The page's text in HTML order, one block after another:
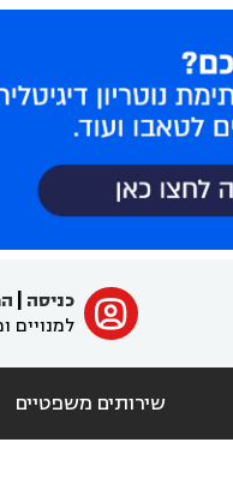
ﱐ כניסה
שירותים משפטיים